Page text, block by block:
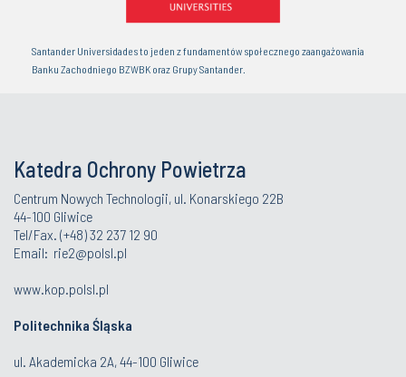
Santander Universidades to jeden z fundamentów społecznego zaangażowania
Banku Zachodniego BZWBK oraz Grupy Santander.
Katedra Ochrony Powietrza
Centrum Nowych Technologii, ul. Konarskiego 22B
44-100 Gliwice
Tel/Fax. (+48) 32 237 12 90
Email: rie2@polsl.pl
www.kop.polsl.pl
Politechnika Śląska
ul. Akademicka 2A, 44-100 Gliwice